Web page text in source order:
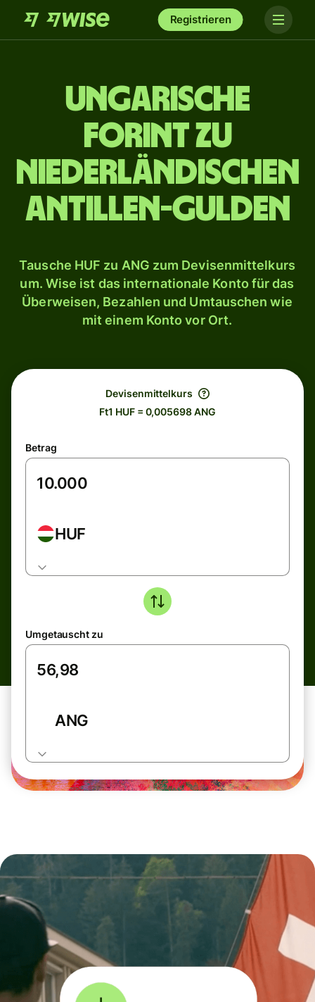
Registrieren
Ungarische
Forint zu
niederländischen
Antillen-Gulden
Tausche HUF zu ANG zum Devisenmittelkurs
um. Wise ist das internationale Konto für das
Überweisen, Bezahlen und Umtauschen wie
mit einem Konto vor Ort.
Devisenmittelkurs
Ft1 HUF = 0,005698 ANG
Betrag
HUF
Umgetauscht zu
ANG